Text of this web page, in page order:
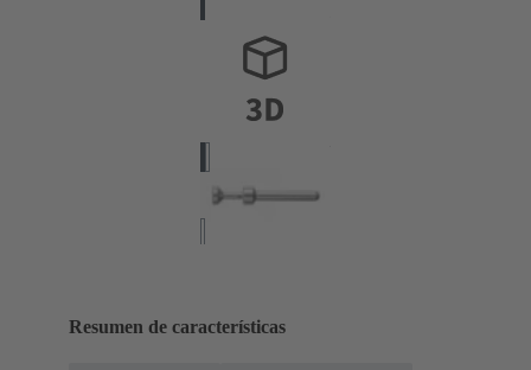
Resumen de características